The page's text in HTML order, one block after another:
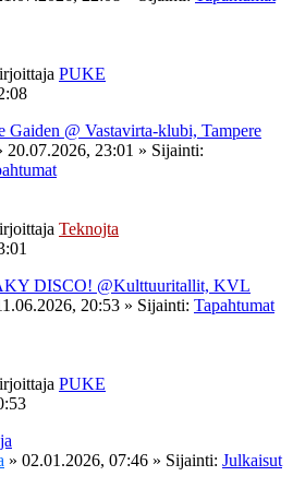
PUKE
Gaiden @ Vastavirta-klubi, Tampere
20.07.2026, 23:01 » Sijainti:
Teknojta
DISCO! @Kulttuuritallit, KVL
20:53 » Sijainti: Tapahtumat
PUKE
» 02.01.2026, 07:46 » Sijainti: Julkaisut